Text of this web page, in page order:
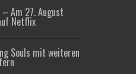
Am 27. August
Netflix
Souls mit weiteren